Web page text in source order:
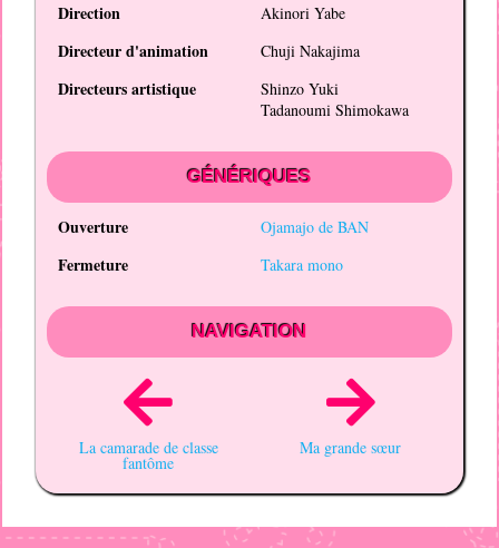
Direction Akinori Yabe
Directeur d'animation Chuji Nakajima
Directeurs artistique
Shinzo Yuki
Tadanoumi Shimokawa
GÉNÉRIQUES
Ouverture Ojamajo de BAN
Fermeture Takara mono
NAVIGATION
La camarade de classe
fantôme
Ma grande sœur